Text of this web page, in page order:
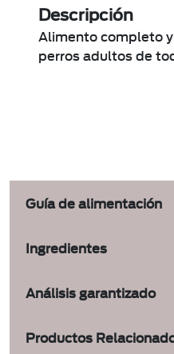
Descripción
Alimento completo
perros adultos de
Guía de alimentación
Ingredientes
Análisis garantizado
Productos